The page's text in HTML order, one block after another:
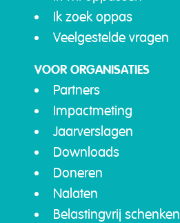
Ik zoek oppas
Veelgestelde vragen
VOOR ORGANISATIES
Partners
Impactmeting
Jaarverslagen
Downloads
Doneren
Nalaten
Belastingvrij schenken